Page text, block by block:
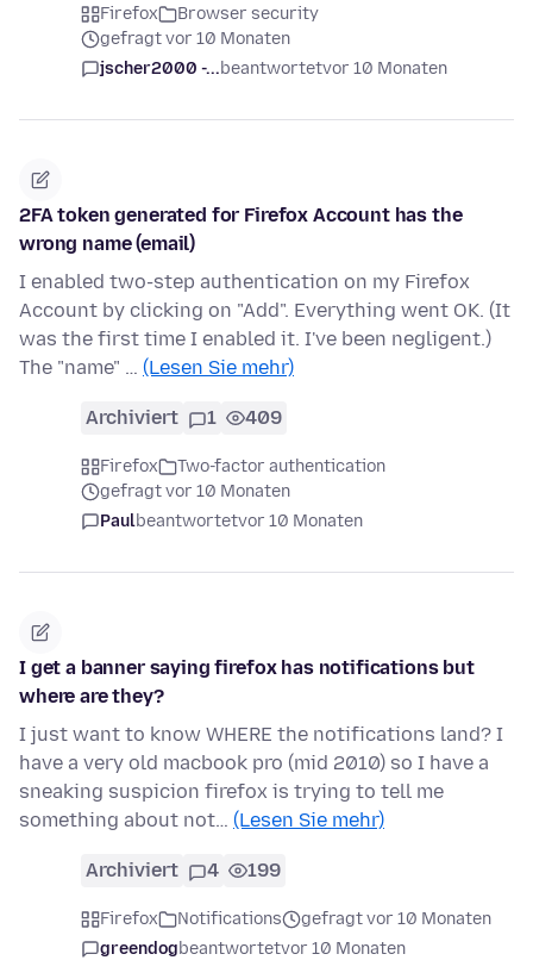
Firefox
Browser security
gefragt vor 10 Monaten
jscher2000 -...beantwortetvor 10 Monaten
2FA token generated for Firefox Account has the
wrong name (email)
I enabled two-step authentication on my Firefox
Account by clicking on "Add". Everything went OK. (It
was the first time I enabled it. I've been negligent.)
The "name" … (Lesen Sie mehr)
Archiviert 1 409
Firefox
Two-factor authentication
gefragt vor 10 Monaten
Paulbeantwortetvor 10 Monaten
I get a banner saying firefox has notifications but
where are they?
I just want to know WHERE the notifications land? I
have a very old macbook pro (mid 2010) so I have a
sneaking suspicion firefox is trying to tell me
something about not… (Lesen Sie mehr)
Archiviert 4 199
Firefox Notifications
gefragt vor 10 Monaten
greendogbeantwortetvor 10 Monaten